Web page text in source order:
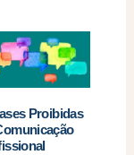
Proibidas